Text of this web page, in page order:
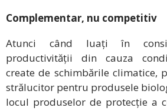
Complementar, nu competitiv
Atunci când luați în
productivității din cauza
create de schimbările climatice,
strălucitor pentru produsele
locul produselor de protecție a